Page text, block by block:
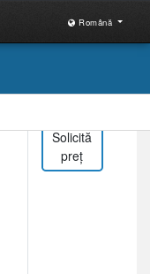
Română
Solicită
preț